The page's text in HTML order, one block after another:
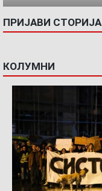
ПРИЈАВИ СТОРИЈА
КОЛУМНИ